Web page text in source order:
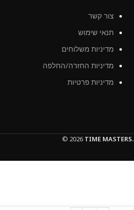
צור קשר
תנאי שימוש
מדיניות משלוחים
מדיניות החזרה/החלפה
מדיניות פרטיות
© 2026 TIME MASTERS.